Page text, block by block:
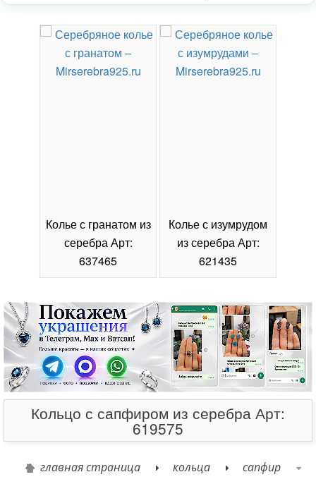
Колье с гранатом из
серебра Арт:
637465
Колье с изумрудом
из серебра Арт:
621435
Кольцо с сапфиром из серебра Арт:
619575
главная страница кольца сапфир